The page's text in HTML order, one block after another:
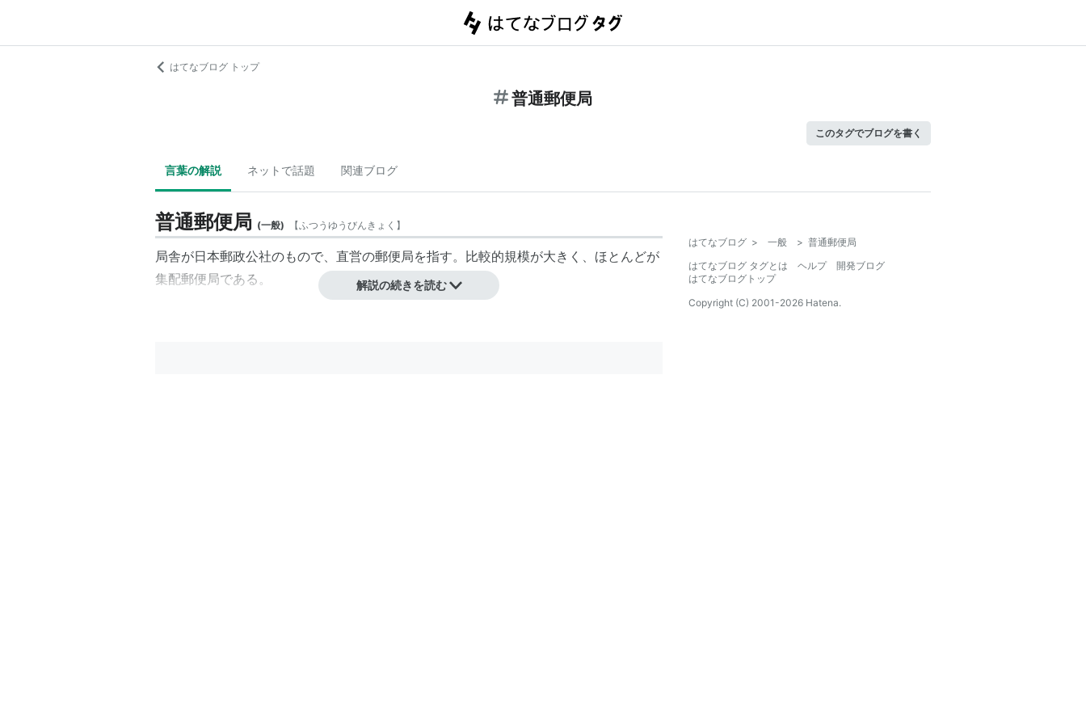
はてなブログ トップ
普通郵便局
このタグでブログを書く
言葉の解説 ネットで話題 関連ブログ
普通郵便局 (一般) 【ふつうゆうびんきょく 】
局舎が日本郵政公社のもので、直営の郵便局を指す。比較的規模が大きく、ほとんどが
集配郵便局である。
解説の続きを読む
はてなブログ > 一般 > 普通郵便局
はてなブログ タグとは
ヘルプ
開発ブログ
はてなブログトップ
Copyright (C) 2001-2026 Hatena.